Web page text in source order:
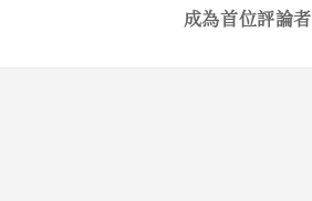
成為首位評論者